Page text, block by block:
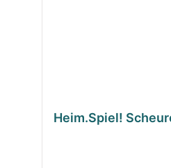
Heim.Spiel!